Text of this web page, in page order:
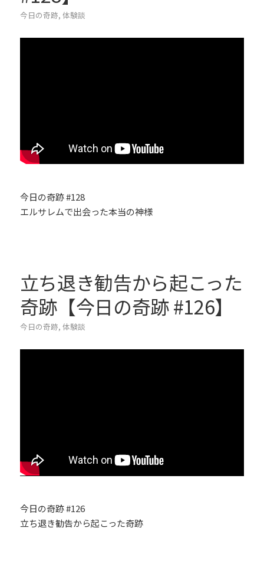
今日の奇跡, 体験談
今日の奇跡 #128
エルサレムで出会った本当の神様
立ち退き勧告から起こった
奇跡【今日の奇跡 #126】
今日の奇跡, 体験談
今日の奇跡 #126
立ち退き勧告から起こった奇跡